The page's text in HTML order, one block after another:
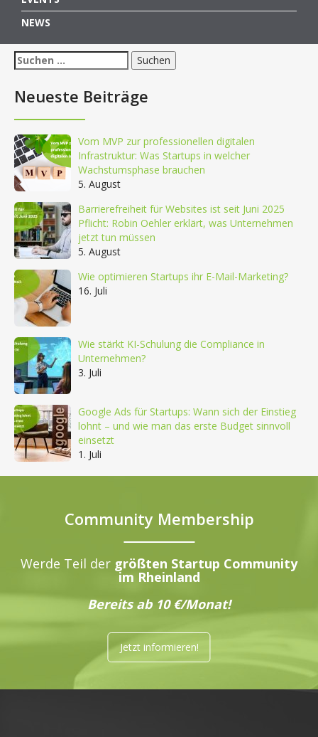
NEWS
Suchen
nach:
Neueste Beiträge
Vom MVP zur professionellen digitalen
Infrastruktur: Was Startups in welcher
Wachstumsphase brauchen
5. August
Barrierefreiheit für Websites ist seit Juni 2025
Pflicht: Robin Oehler erklärt, was Unternehmen
jetzt tun müssen
5. August
Wie optimieren Startups ihr E-Mail-Marketing?
16. Juli
Wie stärkt KI-Schulung die Compliance in
Unternehmen?
3. Juli
Google Ads für Startups: Wann sich der Einstieg
lohnt – und wie man das erste Budget sinnvoll
einsetzt
1. Juli
Community Membership
Werde Teil der größten Startup Community
im Rheinland
Bereits ab 10 €/Monat!
Jetzt informieren!